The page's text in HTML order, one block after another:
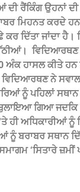
ਰੈਂਕਿੰਗ ਉਹਨਾਂ
ਮਿਹਨਤ ਕਰਦੇ
ਦਿੱਤਾ ਜਾਂਦਾ
ਅੰਕ ਹਾਸਲ ਕੀਤੇ
ਵਿਦਿਆਰਥਣ ਨੇ
ਨੂੰ ਪਹਿਲਾਂ
ਗਿਆ
ਅਧਿਕਾਰੀਆਂ ਨੂੰ
ਬਰਾਬਰ ਸਥਾਨ
‘ਸਿਤਾਰੇ ਜ਼ਮੀਂ